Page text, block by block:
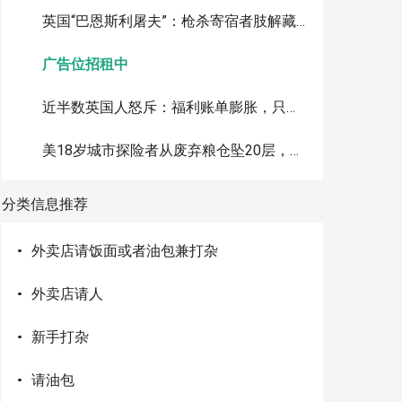
英国“巴恩斯利屠夫”：枪杀寄宿者肢解藏尸水泥桶，判35年
广告位招租中
近半数英国人怒斥：福利账单膨胀，只因有人假装生病骗补助
美18岁城市探险者从废弃粮仓坠20层，心脏停跳20分钟奇迹生还
分类信息推荐
· 外卖店请饭面或者油包兼打杂
· 外卖店请人
· 新手打杂
· 请油包